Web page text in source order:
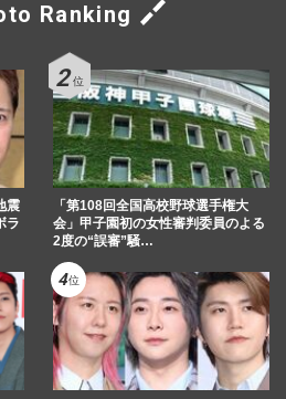
Ranking
震
ラ
「第108回全国高校野球選手権大
会」甲子園初の女性審判委員のよる
2度の“誤審”騒…